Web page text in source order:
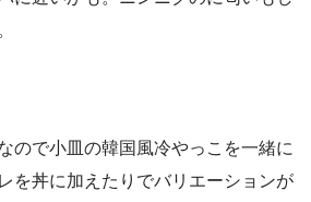
ので小皿の韓国風冷やっこを一緒に
を丼に加えたりでバリエーションが